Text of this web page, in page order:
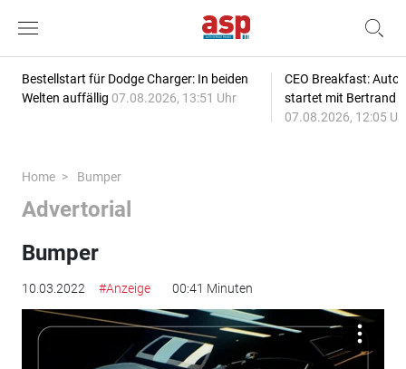
Bestellstart für Dodge Charger: In beiden
Welten auffällig 07.08.2026, 13:51 Uhr
CEO Breakfast:
startet mit Bertrand
07.08.2026, 12:05
Home Bumper
Advertorial
10.03.2022 #Anzeige 00:41 Minuten
Bumper